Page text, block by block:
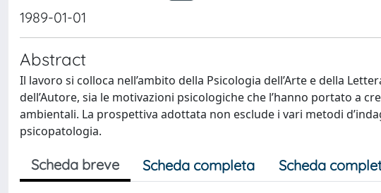
1989-01-01
Abstract
Il lavoro si colloca nell’ambito della Psicologia dell’Arte e della
dell’Autore, sia le motivazioni psicologiche che l’hanno portato a
ambientali. La prospettiva adottata non esclude i vari metodi
psicopatologia.
Scheda breve Scheda completa Scheda